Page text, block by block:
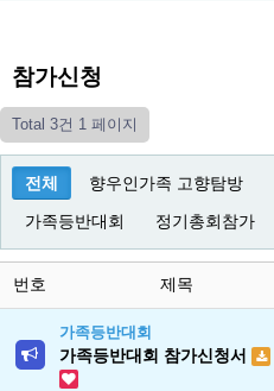
참가신청
Total 3건 1 페이지
전체 향우인가족 고향탐방
가족등반대회
정기총회참가
번호 제목
가족등반대회
가족등반대회 참가신청서